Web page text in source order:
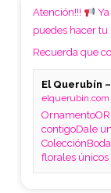
Atención!!!
puedes hacer
Recuerda que
El Querubín
elquerubin.com
contigoDale
florales